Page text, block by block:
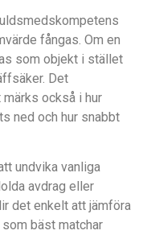
fångas. Om en
som objekt i stället
Det
också i hur
ned och hur snabbt
undvika vanliga
avdrag eller
det enkelt att jämföra
bäst matchar